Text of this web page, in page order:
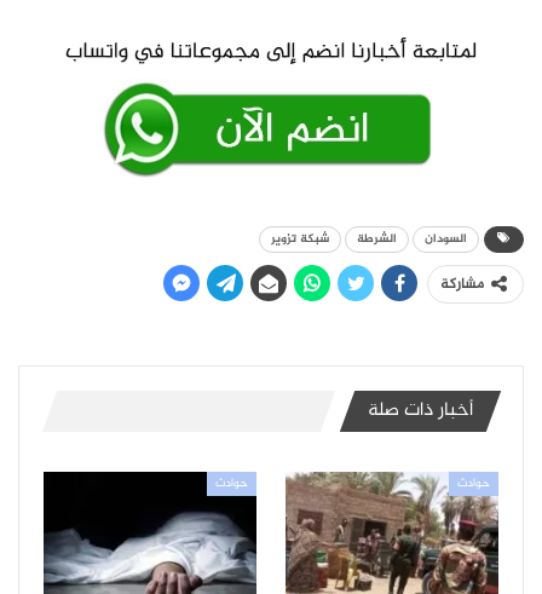
السودان الشرطة شبكة تزوير
مشاركة
أخبار ذات صلة
حوادث حوادث